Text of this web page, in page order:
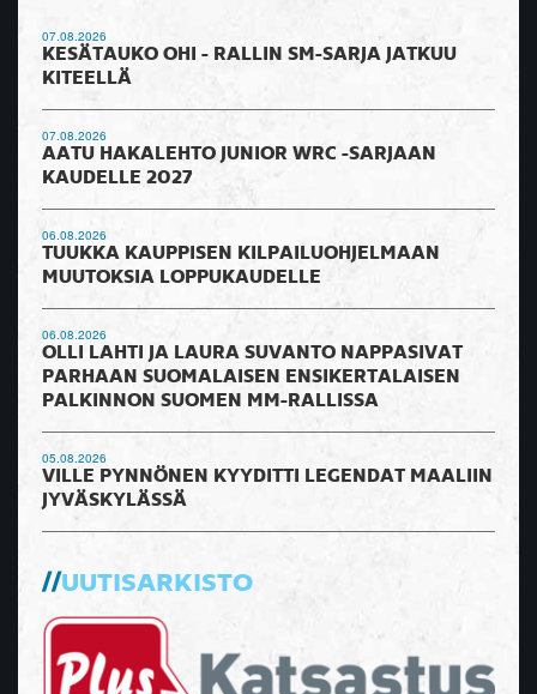
07.08.2026
KESÄTAUKO OHI - RALLIN SM-SARJA JATKUU
KITEELLÄ
07.08.2026
AATU HAKALEHTO JUNIOR WRC -SARJAAN
KAUDELLE 2027
06.08.2026
TUUKKA KAUPPISEN KILPAILUOHJELMAAN
MUUTOKSIA LOPPUKAUDELLE
06.08.2026
OLLI LAHTI JA LAURA SUVANTO NAPPASIVAT
PARHAAN SUOMALAISEN ENSIKERTALAISEN
PALKINNON SUOMEN MM-RALLISSA
05.08.2026
VILLE PYNNÖNEN KYYDITTI LEGENDAT MAALIIN
JYVÄSKYLÄSSÄ
UUTISARKISTO